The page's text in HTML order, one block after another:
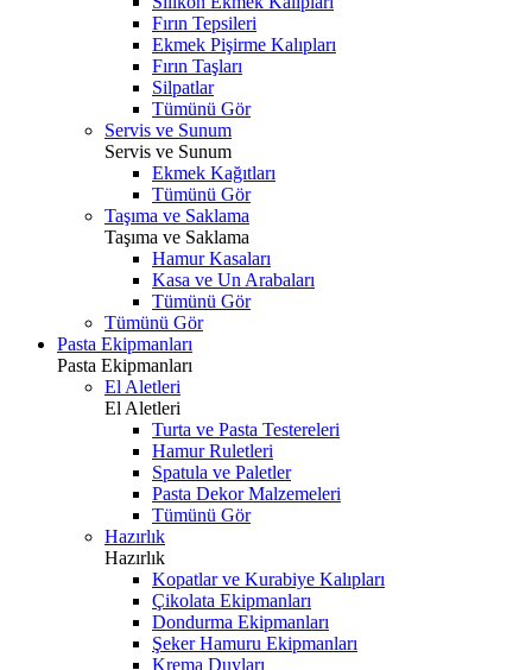
Fırın Tepsileri
Ekmek Pişirme Kalıpları
Fırın Taşları
Silpatlar
Tümünü Gör
Servis ve Sunum
Servis ve Sunum
Ekmek Kağıtları
Tümünü Gör
Taşıma ve Saklama
Taşıma ve Saklama
Hamur Kasaları
Kasa ve Un Arabaları
Tümünü Gör
Tümünü Gör
Pasta Ekipmanları
Pasta Ekipmanları
El Aletleri
El Aletleri
Turta ve Pasta Testereleri
Hamur Ruletleri
Spatula ve Paletler
Pasta Dekor Malzemeleri
Tümünü Gör
Hazırlık
Hazırlık
Kopatlar ve Kurabiye Kalıpları
Çikolata Ekipmanları
Dondurma Ekipmanları
Şeker Hamuru Ekipmanları
Krema Duyları